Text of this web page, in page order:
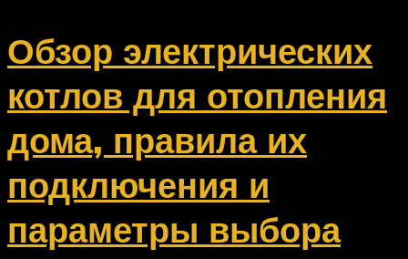
Обзор электрических
котлов для отопления
дома, правила их
подключения и
параметры выбора